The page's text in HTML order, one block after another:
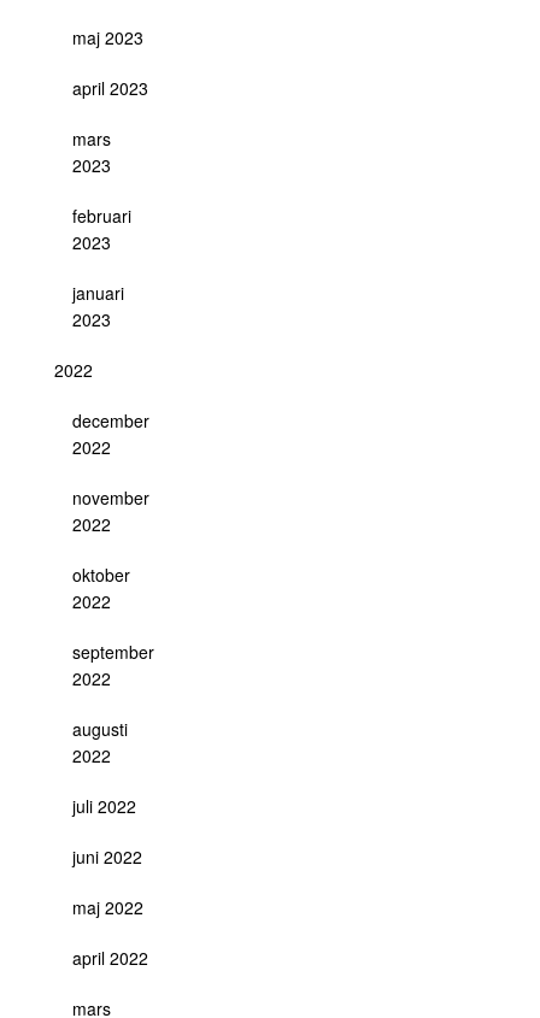
maj 2023
april 2023
mars
2023
februari
2023
januari
2023
2022
december
2022
november
2022
oktober
2022
september
2022
augusti
2022
juli 2022
juni 2022
maj 2022
april 2022
mars